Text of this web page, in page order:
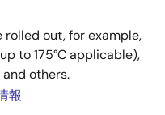
out, for example,
to 175°C applicable),
others.
報